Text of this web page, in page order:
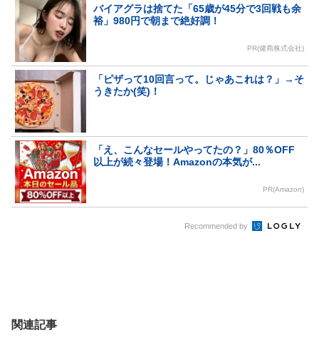
バイアグラは捨てた「65歳が45分で3回戦も余
裕」980円で朝まで絶好調！
PR(健商株式会社)
「ピザって10回言って。じゃあこれは？」→そ
うきたか(笑)！
「え、こんなセールやってたの？」80％OFF
以上が続々登場！Amazonの本気が...
PR(Amazon)
Recommended by
関連記事